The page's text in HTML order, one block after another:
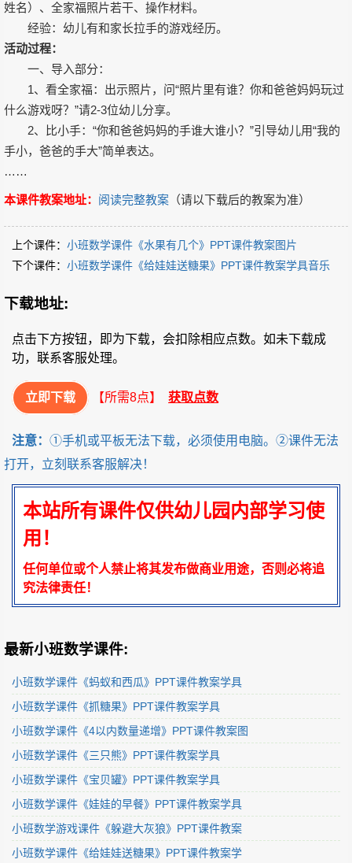
姓名）、全家福照片若干、操作材料。
经验：幼儿有和家长拉手的游戏经历。
活动过程：
一、导入部分：
1、看全家福：出示照片，问“照片里有谁？你和爸爸妈妈玩过
什么游戏呀？”请2-3位幼儿分享。
2、比小手：“你和爸爸妈妈的手谁大谁小？”引导幼儿用“我的
手小，爸爸的手大”简单表达。
……
本课件教案地址： 阅读完整教案 （请以下载后的教案为准）
上个课件： 小班数学课件《水果有几个》PPT课件教案图片
下个课件： 小班数学课件《给娃娃送糖果》PPT课件教案学具音乐
下载地址:
点击下方按钮，即为下载，会扣除相应点数。如未下载成
功，联系客服处理。
立即下载 【所需8点】 获取点数
注意： ①手机或平板无法下载，必须使用电脑。②课件无法
打开，立刻联系客服解决！
本站所有课件仅供幼儿园内部学习使
用！
任何单位或个人禁止将其发布做商业用途，否则必将追
究法律责任！
最新小班数学课件:
小班数学课件《蚂蚁和西瓜》PPT课件教案学具
小班数学课件《抓糖果》PPT课件教案学具
小班数学课件《4以内数量递增》PPT课件教案图
小班数学课件《三只熊》PPT课件教案学具
小班数学课件《宝贝罐》PPT课件教案学具
小班数学课件《娃娃的早餐》PPT课件教案学具
小班数学游戏课件《躲避大灰狼》PPT课件教案
小班数学课件《给娃娃送糖果》PPT课件教案学